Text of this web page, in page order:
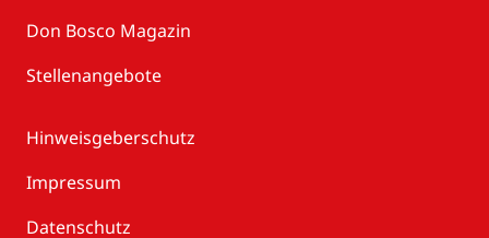
Don Bosco Magazin
Stellenangebote
Hinweisgeberschutz
Impressum
Datenschutz